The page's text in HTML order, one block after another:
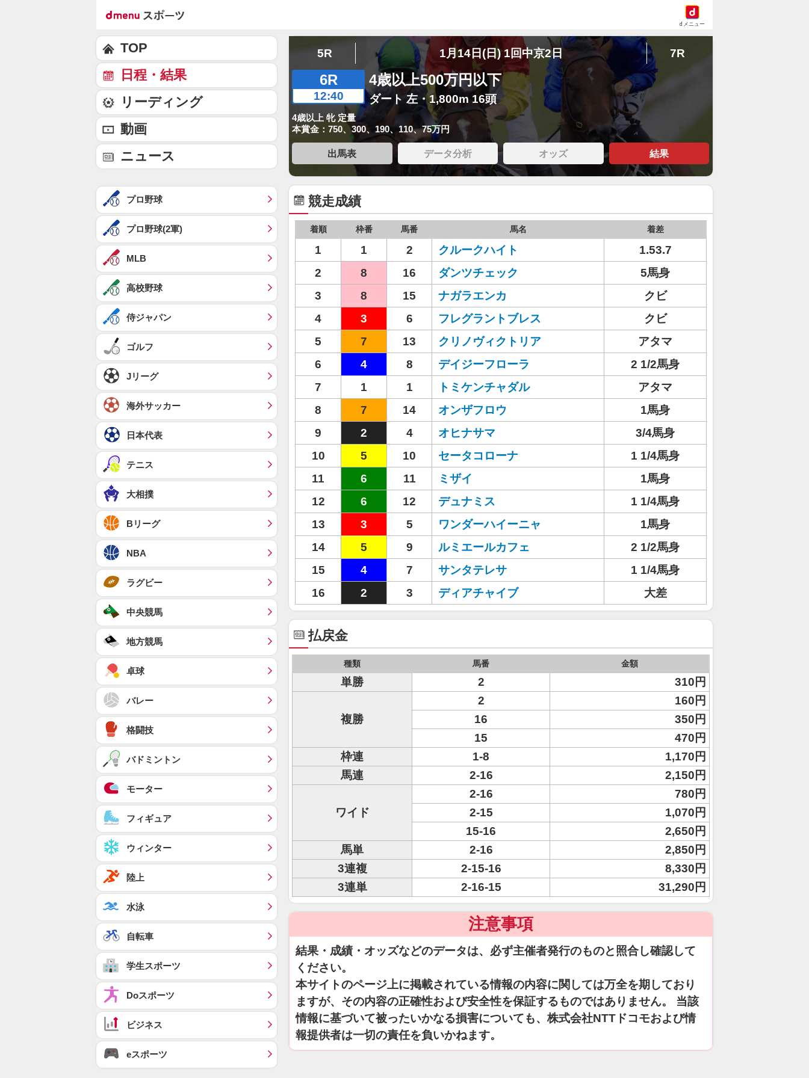
dメニュー
5R 1月14日(日) 1回中京2日 7R
6R
12:40
4歳以上500万円以下
ダート 左・1,800m 16頭
4歳以上 牝 定量
本賞金：750、300、190、110、75万円
出馬表 データ分析 オッズ 結果
競走成績
着順 枠番 馬番 馬名 着差
1 1 2 クルークハイト
1.53.7
2
8 16 ダンツチェック
5馬身
3
8 15 ナガラエンカ
クビ
4
3 6 フレグラントブレス
クビ
5
7 13 クリノヴィクトリア
アタマ
6
4 8 デイジーフローラ
2 1/2馬身
7
1 1 トミケンチャダル
アタマ
8
7 14 オンザフロウ
1馬身
9
2 4 オヒナサマ
3/4馬身
10
5 10 セータコローナ
1 1/4馬身
11
6 11 ミザイ
1馬身
12
6 12 デュナミス
1 1/4馬身
13
3 5 ワンダーハイーニャ
1馬身
14
5 9 ルミエールカフェ
2 1/2馬身
15
4 7 サンタテレサ
1 1/4馬身
16
2 3 ディアチャイブ 大差
払戻金
種類 馬番 金額
単勝 2 310円
複勝
2
160円
16
350円
15
470円
枠連
1-8
1,170円
馬連
2-16 2,150円
ワイド
2-16
780円
2-15
1,070円
15-16
2,650円
馬単
2-16
2,850円
3連複
2-15-16
8,330円
3連単
2-16-15 31,290円
注意事項
結果・成績・オッズなどのデータは、必ず主催者発行のものと照合し確認して
ください。
本サイトのページ上に掲載されている情報の内容に関しては万全を期しており
ますが、その内容の正確性および安全性を保証するものではありません。 当該
情報に基づいて被ったいかなる損害についても、株式会社NTTドコモおよび情
報提供者は一切の責任を負いかねます。
TOP
日程・結果
リーディング
動画
ニュース
プロ野球
プロ野球(2軍)
MLB
高校野球
侍ジャパン
ゴルフ
Jリーグ
海外サッカー
日本代表
テニス
大相撲
Bリーグ
NBA
ラグビー
中央競馬
地方競馬
卓球
バレー
格闘技
バドミントン
モーター
フィギュア
ウィンター
陸上
水泳
自転車
学生スポーツ
Doスポーツ
ビジネス
eスポーツ